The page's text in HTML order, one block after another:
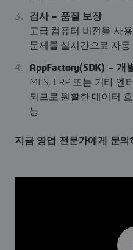
검사 – 품질 보장
고급 컴퓨터 비전을 사
문제를 실시간으로 자동
AppFactory(SDK) – 개
MES, ERP 또는 기타
되므로 원활한 데이터
능
지금 영업 전문가에게 문의